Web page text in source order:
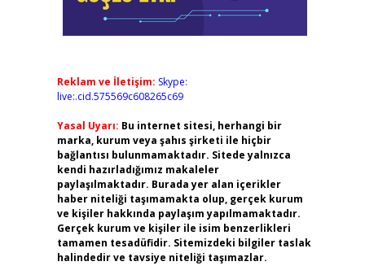
Reklam ve İletişim: Skype:
live:.cid.575569c608265c69
Yasal Uyarı: Bu internet sitesi, herhangi bir
marka, kurum veya şahıs şirketi ile hiçbir
bağlantısı bulunmamaktadır. Sitede yalnızca
kendi hazırladığımız makaleler
paylaşılmaktadır. Burada yer alan içerikler
haber niteliği taşımamakta olup, gerçek kurum
ve kişiler hakkında paylaşım yapılmamaktadır.
Gerçek kurum ve kişiler ile isim benzerlikleri
tamamen tesadüfidir. Sitemizdeki bilgiler taslak
halindedir ve tavsiye niteliği taşımazlar.